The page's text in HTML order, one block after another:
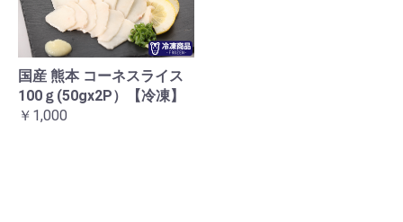
国産 熊本 コーネスライス
100ｇ(50gx2P）【冷凍】
￥1,000